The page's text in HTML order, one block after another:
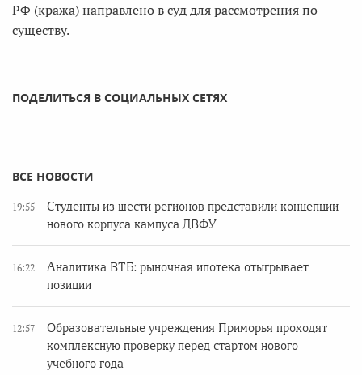
РФ (кража) направлено в суд для рассмотрения по
существу.
ПОДЕЛИТЬСЯ В СОЦИАЛЬНЫХ СЕТЯХ
ВСЕ НОВОСТИ
19:55
Студенты из шести регионов представили концепции
нового корпуса кампуса ДВФУ
16:22
Аналитика ВТБ: рыночная ипотека отыгрывает
позиции
12:57
Образовательные учреждения Приморья проходят
комплексную проверку перед стартом нового
учебного года